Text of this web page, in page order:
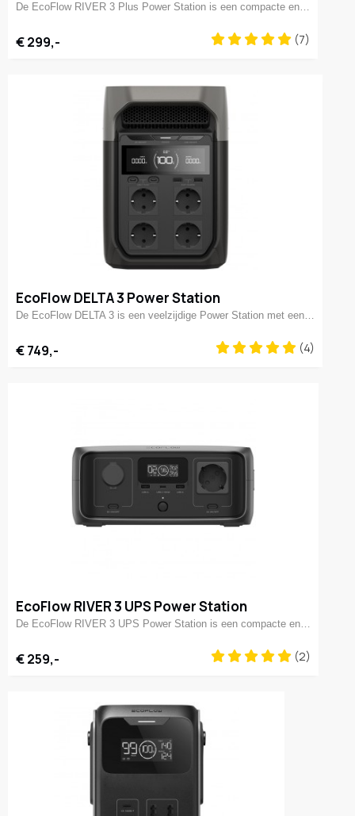
De EcoFlow RIVER 3 Plus Power Station is een compacte en…
€ 299,- (7)
EcoFlow DELTA 3 Power Station
De EcoFlow DELTA 3 is een veelzijdige Power Station met een…
€ 749,- (4)
EcoFlow RIVER 3 UPS Power Station
De EcoFlow RIVER 3 UPS Power Station is een compacte en…
€ 259,- (2)